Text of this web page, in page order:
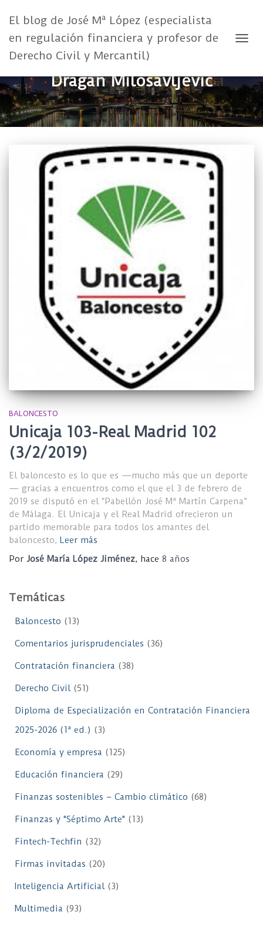
El blog de José Mª López (especialista
en regulación financiera y profesor de
Derecho Civil y Mercantil)
Dragan Milosavljević
BALONCESTO
Unicaja 103-Real Madrid 102
(3/2/2019)
El baloncesto es lo que es —mucho más que un deporte
— gracias a encuentros como el que el 3 de febrero de
2019 se disputó en el “Pabellón José Mª Martín Carpena”
de Málaga. El Unicaja y el Real Madrid ofrecieron un
partido memorable para todos los amantes del
baloncesto, Leer más
Por José María López Jiménez, hace 8 años
Temáticas
Baloncesto (13)
Comentarios jurisprudenciales (36)
Contratación financiera (38)
Derecho Civil(51)
Diploma de Especialización en Contratación Financiera
2025-2026 (1ª ed.) (3)
Economía y empresa (125)
Educación financiera (29)
Finanzas sostenibles – Cambio climático (68)
Finanzas y "Séptimo Arte" (13)
Fintech-Techfin (32)
Firmas invitadas (20)
Inteligencia Artificial(3)
Multimedia (93)